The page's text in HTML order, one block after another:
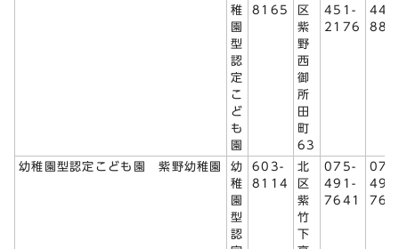
稚
園
型
認
定
こ
ど
も
園
8165
区
紫
野
西
御
所
田
町
63
451-
2176
幼稚園型認定こども園 紫野幼稚園
幼
稚
園
型
認
603-
8114
北
区
紫
竹
下
075-
491-
7641